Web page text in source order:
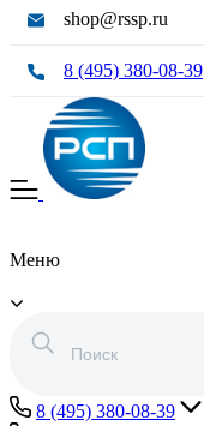
shop@rssp.ru
8 (495) 380-08-39
Меню
8 (495) 380-08-39